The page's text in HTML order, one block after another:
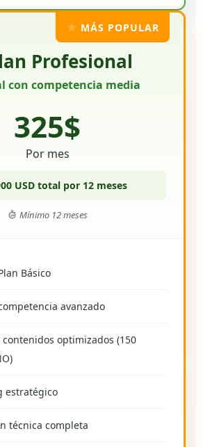
MÁS POPULAR
Profesional
con competencia media
325$
Por mes
USD total por 12 meses
Mínimo 12 meses
Básico
avanzado
contenidos optimizados (150
estratégico
técnica completa